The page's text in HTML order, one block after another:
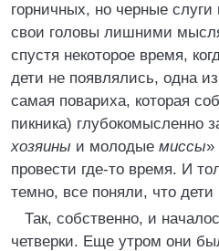
горничных, но черные
свои головы лишними
спустя некоторое время,
дети не появлялись, одна
самая повариха, которая
пикника) глубокомысленно
хозяины и молодые миссы»
провести где-то время. И
темно, все поняли, что дети
Так, собственно, и
четверки. Еще утром они